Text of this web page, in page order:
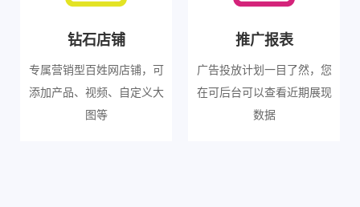
钻石店铺
专属营销型百姓网店铺，可
添加产品、视频、自定义大
图等
推广报表
广告投放计划一目了然，您
在可后台可以查看近期展现
数据